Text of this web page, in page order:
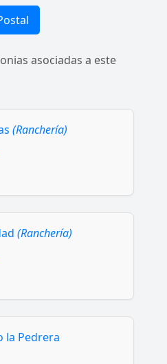
asociadas a este
(Ranchería)
(Ranchería)
la Pedrera